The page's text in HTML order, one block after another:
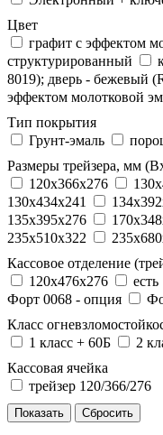
Цвет
графит с эффектом
структурированный
8019); дверь - бежевый
эффектом молотковой
Тип покрытия
Грунт-эмаль
Размеры трейзера, мм
120x366x276
130х434х241
135x395x276
235x510x322
Кассовое отделение
120х476х276
есть
Форт 0068 - опция
Класс
1 класс + 60Б
2
Кассовая ячейка
трейзер 120/366/276